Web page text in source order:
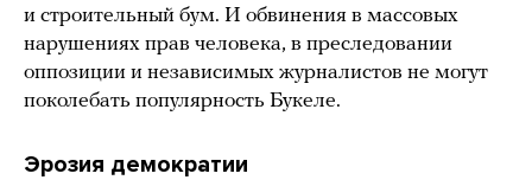
и строительный бум. И обвинения в массовых
нарушениях прав человека, в преследовании
оппозиции и независимых журналистов не могут
поколебать популярность Букеле.
Эрозия демократии